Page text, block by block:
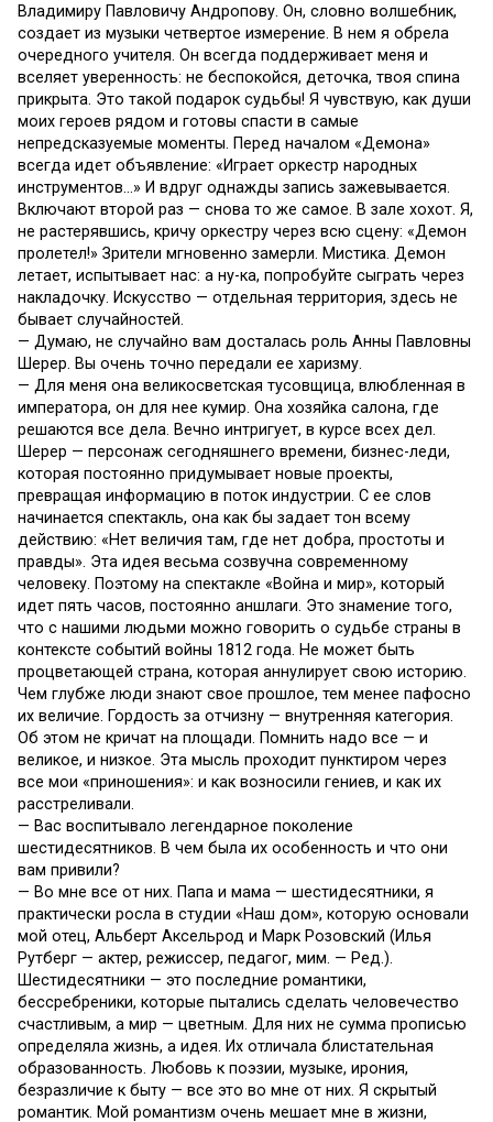
Владимиру Павловичу Андропову. Он, словно волшебник,
создает из музыки четвертое измерение. В нем я обрела
очередного учителя. Он всегда поддерживает меня и
вселяет уверенность: не беспокойся, деточка, твоя спина
прикрыта. Это такой подарок судьбы! Я чувствую, как души
моих героев рядом и готовы спасти в самые
непредсказуемые моменты. Перед началом «Демона»
всегда идет объявление: «Играет оркестр народных
инструментов…» И вдруг однажды запись зажевывается.
Включают второй раз — снова то же самое. В зале хохот. Я,
не растерявшись, кричу оркестру через всю сцену: «Демон
пролетел!» Зрители мгновенно замерли. Мистика. Демон
летает, испытывает нас: а ну-ка, попробуйте сыграть через
накладочку. Искусство — отдельная территория, здесь не
бывает случайностей.
— Думаю, не случайно вам досталась роль Анны Павловны
Шерер. Вы очень точно передали ее харизму.
— Для меня она великосветская тусовщица, влюбленная в
императора, он для нее кумир. Она хозяйка салона, где
решаются все дела. Вечно интригует, в курсе всех дел.
Шерер — персонаж сегодняшнего времени, бизнес-леди,
которая постоянно придумывает новые проекты,
превращая информацию в поток индустрии. С ее слов
начинается спектакль, она как бы задает тон всему
действию: «Нет величия там, где нет добра, простоты и
правды». Эта идея весьма созвучна современному
человеку. Поэтому на спектакле «Война и мир», который
идет пять часов, постоянно аншлаги. Это знамение того,
что с нашими людьми можно говорить о судьбе страны в
контексте событий войны 1812 года. Не может быть
процветающей страна, которая аннулирует свою историю.
Чем глубже люди знают свое прошлое, тем менее пафосно
их величие. Гордость за отчизну — внутренняя категория.
Об этом не кричат на площади. Помнить надо все — и
великое, и низкое. Эта мысль проходит пунктиром через
все мои «приношения»: и как возносили гениев, и как их
расстреливали.
— Вас воспитывало легендарное поколение
шестидесятников. В чем была их особенность и что они
вам привили?
— Во мне все от них. Папа и мама — шестидесятники, я
практически росла в студии «Наш дом», которую основали
мой отец, Альберт Аксельрод и Марк Розовский (Илья
Рутберг — актер, режиссер, педагог, мим. — Ред.).
Шестидесятники — это последние романтики,
бессребреники, которые пытались сделать человечество
счастливым, а мир — цветным. Для них не сумма прописью
определяла жизнь, а идея. Их отличала блистательная
образованность. Любовь к поэзии, музыке, ирония,
безразличие к быту — все это во мне от них. Я скрытый
романтик. Мой романтизм очень мешает мне в жизни,